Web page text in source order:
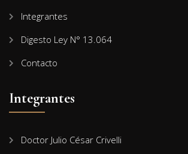
Integrantes
Digesto Ley N° 13.064
Contacto
Integrantes
Doctor Julio César Crivelli